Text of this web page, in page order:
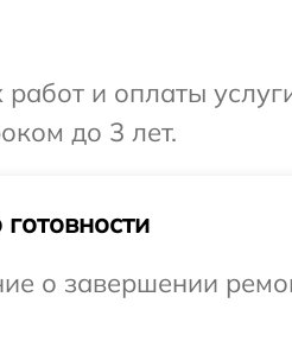
и оплаты
до 3 лет.
о завершении